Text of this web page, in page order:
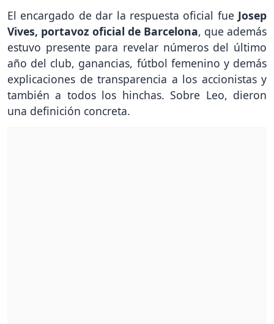
El encargado de dar la respuesta oficial fue Josep
Vives, portavoz oficial de Barcelona, que además
estuvo presente para revelar números del último
año del club, ganancias, fútbol femenino y demás
explicaciones de transparencia a los accionistas y
también a todos los hinchas. Sobre Leo, dieron
una definición concreta.